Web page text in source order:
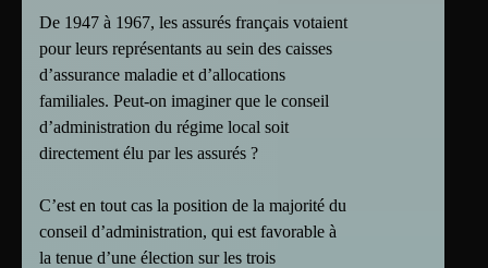
De 1947 à 1967, les assurés français votaient
pour leurs représentants au sein des caisses
d’assurance maladie et d’allocations
familiales. Peut-on imaginer que le conseil
d’administration du régime local soit
directement élu par les assurés ?
C’est en tout cas la position de la majorité du
conseil d’administration, qui est favorable à
la tenue d’une élection sur les trois